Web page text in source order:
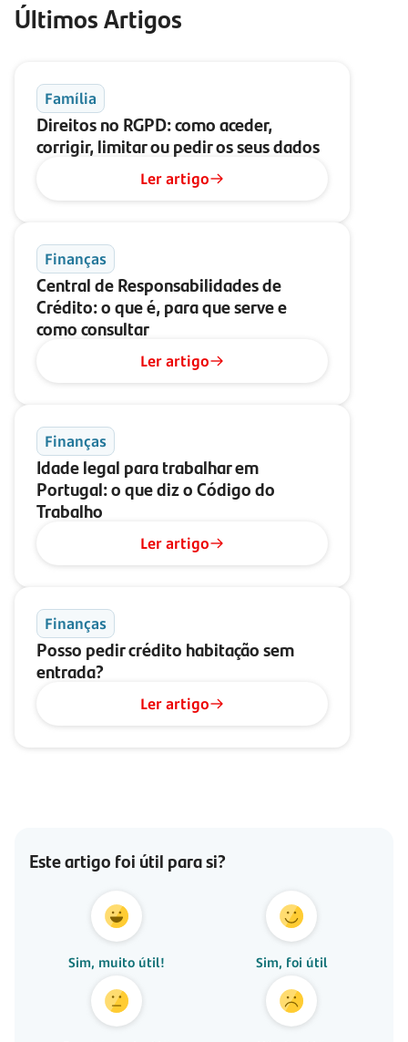
Últimos Artigos
Família
Direitos no RGPD: como aceder,
corrigir, limitar ou pedir os seus dados
Ler artigo
Finanças
Central de Responsabilidades de
Crédito: o que é, para que serve e
como consultar
Ler artigo
Finanças
Idade legal para trabalhar em
Portugal: o que diz o Código do
Trabalho
Ler artigo
Finanças
Posso pedir crédito habitação sem
entrada?
Ler artigo
Este artigo foi útil para si?
Sim, muito útil! Sim, foi útil